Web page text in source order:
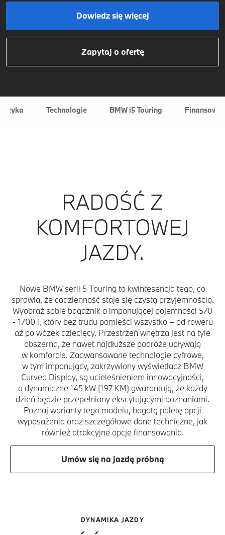
Dowiedz się więcej
Zapytaj o ofertę
Technologie BMW i5 Touring
RADOŚĆ Z
KOMFORTOWEJ
JAZDY.
Nowe BMW serii 5 Touring to kwintesencja tego, co
sprawia, że codzienność staje się czystą przyjemnością.
Wyobraź sobie bagażnik o imponującej pojemności 570
- 1700 l, który bez trudu pomieści wszystko – od roweru
aż po wózek dziecięcy. Przestrzeń wnętrza jest na tyle
obszerna, że nawet najdłuższe podróże upływają
w komforcie. Zaawansowane technologie cyfrowe,
w tym imponujący, zakrzywiony wyświetlacz BMW
Curved Display, są ucieleśnieniem innowacyjności,
a dynamiczne 145 kW (197 KM) gwarantują, że każdy
dzień będzie przepełniony ekscytującymi doznaniami.
Poznaj warianty tego modelu, bogatą paletę opcji
wyposażenia oraz szczegółowe dane techniczne, jak
również atrakcyjne opcje finansowania.
Umów się na jazdę próbną
DYNAMIKA JAZDY